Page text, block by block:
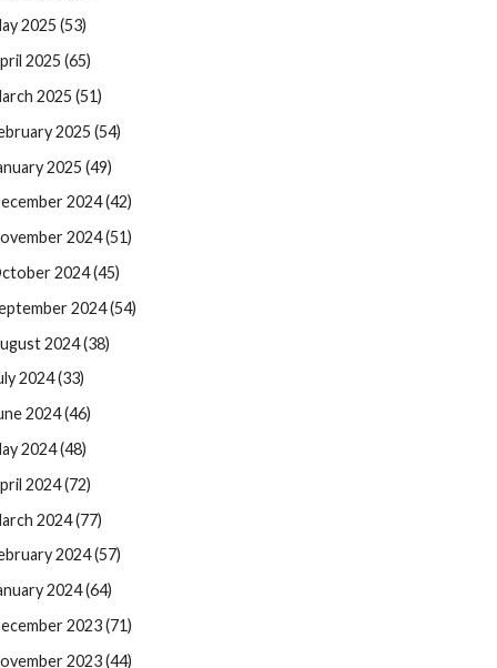
2025 (53)
2025 (65)
2025 (51)
2025 (54)
2025 (49)
2024 (42)
2024 (51)
2024 (45)
2024 (54)
2024 (38)
2024 (33)
2024 (46)
2024 (48)
2024 (72)
2024 (77)
2024 (57)
2024 (64)
2023 (71)
2023 (44)